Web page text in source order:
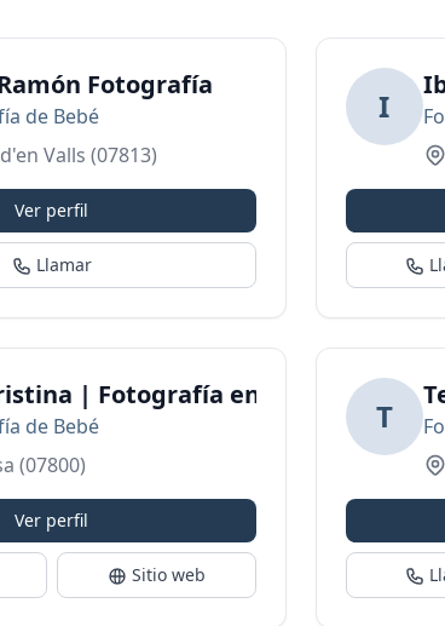
Fotografía
de Bebé
Valls (07813)
Ver perfil
Llamar
I
| Fotografía en Ibiza
de Bebé
(07800)
Ver perfil
Sitio web
T